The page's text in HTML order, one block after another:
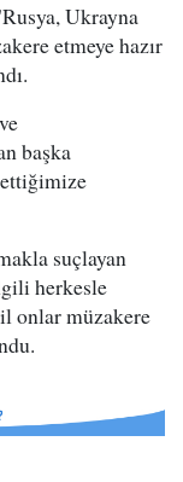
Ukrayna
etmeye hazır
başka
suçlayan
herkesle
onlar müzakere